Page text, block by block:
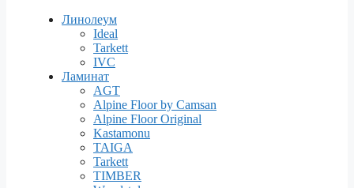
Линолеум
Ideal
Tarkett
IVC
Ламинат
AGT
Alpine Floor by Camsan
Alpine Floor Original
Kastamonu
TAIGA
Tarkett
TIMBER